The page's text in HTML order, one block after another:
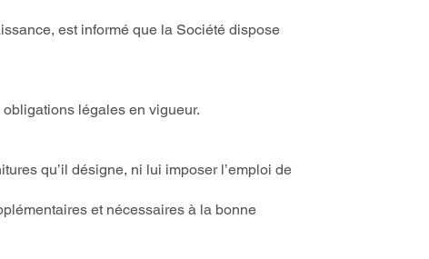
est informé que la Société dispose
légales en vigueur.
qu’il désigne, ni lui imposer l’emploi de
et nécessaires à la bonne